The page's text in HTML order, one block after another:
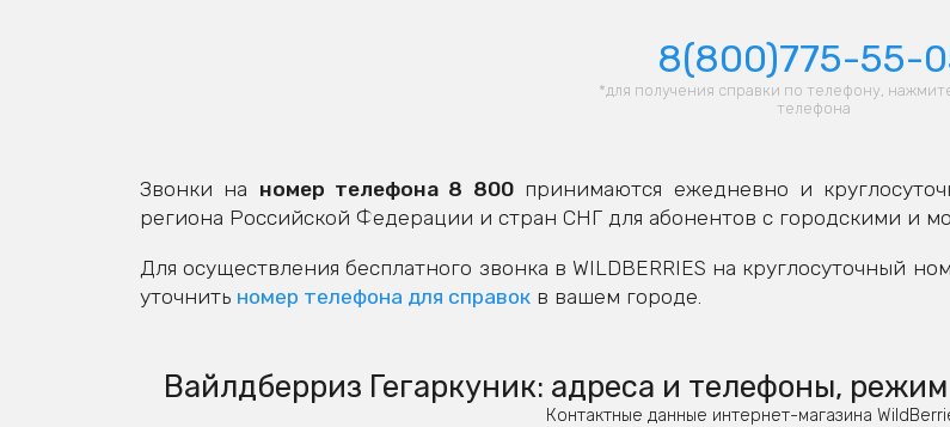
8(800)775-55-
*для получения справки по телефону,
телефона
Звонки на номер телефона 8 800принимаются ежедневно и
региона Российской Федерации и стран СНГ для абонентов с городскими и
Для осуществления бесплатного звонка в WILDBERRIES на круглосуточный
уточнить номер телефона для справок в вашем городе.
Вайлдберриз Гегаркуник: адреса и телефоны,
Контактные данные интернет-магазина